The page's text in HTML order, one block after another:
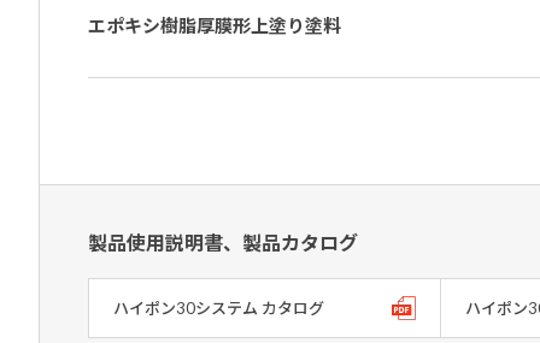
エポキシ樹脂厚膜形上塗り塗料
製品使用説明書、製品カタログ
ハイポン30システム カタログ ハイポン